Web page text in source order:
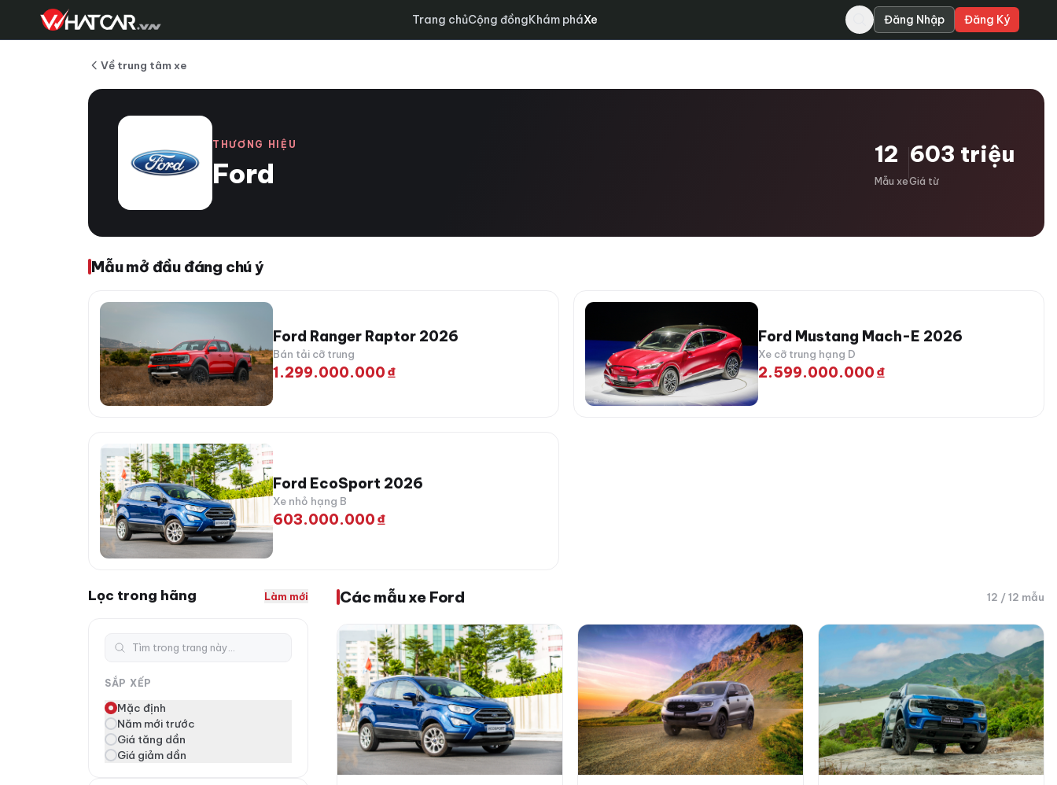
Trang chủCộng đồngKhám pháXe Đăng Nhập Đăng Ký
Về trung tâm xe
THƯƠNG HIỆU
Ford
12
Mẫu xe
603 triệu
Giá từ
Mẫu mở đầu đáng chú ý
Ford Ranger Raptor 2026
Bán tải cỡ trung
1.299.000.000 ₫
Ford Mustang Mach-E 2026
Xe cỡ trung hạng D
2.599.000.000 ₫
Ford EcoSport 2026
Xe nhỏ hạng B
603.000.000 ₫
Lọc trong hãng Làm mới
SẮP XẾP
Mặc định
Năm mới trước
Giá tăng dần
Giá giảm dần
Các mẫu xe Ford 12 / 12 mẫu
Ford EcoSport 2026 Ford Everest 2026 Ford Everest 2026